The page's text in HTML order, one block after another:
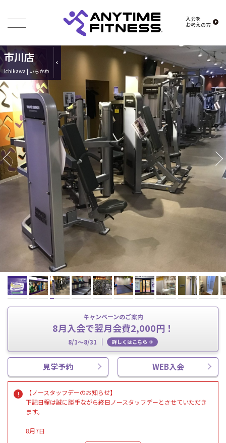
入会を
お考えの方
市川店
Ichikawa | いちかわ
キャンペーンのご案内
8月入会で翌月会費2,000円！
8/1～8/31 詳しくはこちら
見学予約 WEB入会
【ノースタッフデーのお知らせ】
下記日程は誠に勝手ながら終日ノースタッフデーとさせていただき
ます。
8月7日